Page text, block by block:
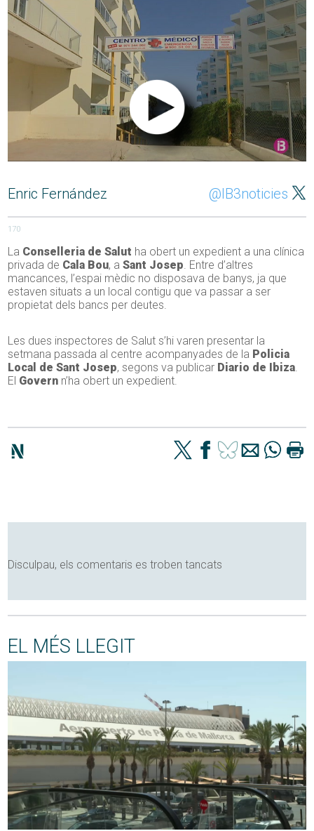
Enric Fernández @IB3noticies
170
La Conselleria de Salut ha obert un expedient a una clínica
privada de Cala Bou, aSant Josep. Entre d’altres
mancances, l’espai mèdic no disposava de banys, ja que
estaven situats a un local contigu que va passar a ser
propietat dels bancs per deutes.
Les dues inspectores de Salut s’hi varen presentar la
setmana passada al centre acompanyades de la Policia
Local de Sant Josep, segons va publicar Diario de Ibiza.
El Govern n’ha obert un expedient.
Disculpau, els comentaris es troben tancats
EL MÉS LLEGIT